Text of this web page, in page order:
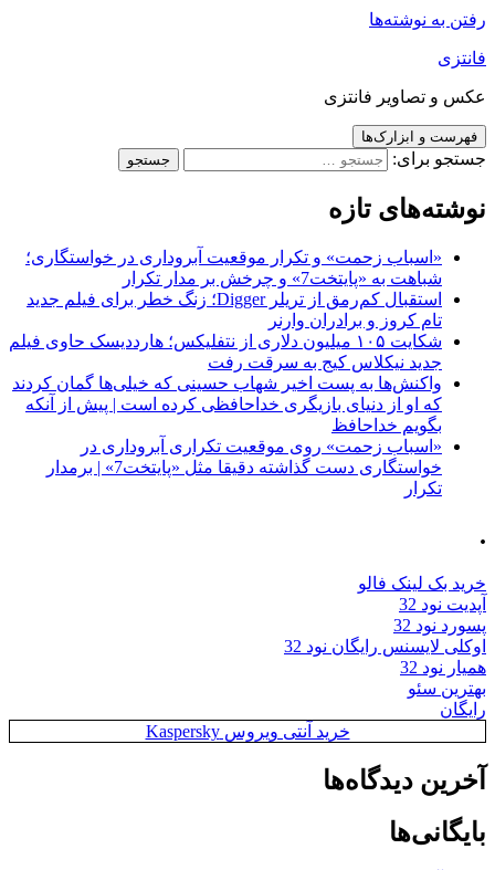
به نوشته‌ها
و تصاویر فانتزی
فهرست و ابزارک‌ها
برای:
تازه
«اسباب زحمت» و تکرار موقعیت آبروداری در خواستگاری؛
شباهت به «پایتخت7» و چرخش بر مدار تکرار
استقبال کم‌رمق از تریلر Digger؛ زنگ خطر برای فیلم جدید
تام کروز و برادران وارنر
شکایت ۱۰۵ میلیون دلاری از نتفلیکس؛ هارددیسک حاوی فیلم
جدید نیکلاس کیج به سرقت رفت
واکنش‌ها به پست اخیر شهاب حسینی که خیلی‌ها گمان کردند
که او از دنیای بازیگری خداحافظی کرده است | پیش از آنکه
بگویم خداحافظ
«اسباب زحمت» روی موقعیت تکراری آبروداری در
خواستگاری دست گذاشته دقیقا مثل «پایتخت7» | برمدار
تکرار
بک لینک فالو
نود 32
نود 32
لایسنس رایگان نود 32
نود 32
سئو
خرید آنتی ویروس Kaspersky
دیدگاه‌ها